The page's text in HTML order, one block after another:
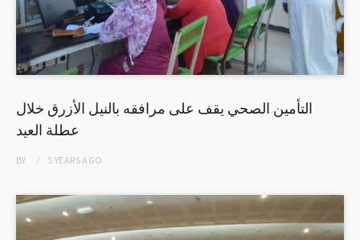
التأمين الصحي يقف على مرافقه بالنيل الأزرق خلال
عطلة العيد
BY 5 YEARSAGO